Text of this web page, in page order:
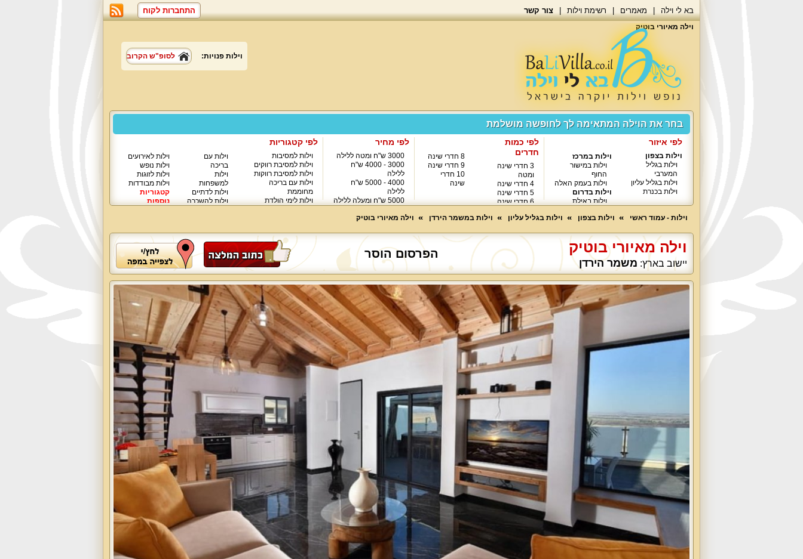
התחברות לקוח בא לי וילה מאמרים רשימת וילות צור קשר
וילה מאיורי בוטיק
וילות פנויות: לסופ"ש הקרוב
בחר את הוילה המתאימה לך לחופשה מושלמת
לפי איזור
וילות בצפון
וילות בגליל
המערבי
וילות בגליל עליון
וילות בכנרת
וילות במרכז
וילות במישור
החוף
וילות בעמק האלה
וילות בדרום
וילות באילת
לפי כמות
חדרים
3 חדרי שינה
ומטה
4 חדרי שינה
5 חדרי שינה
6 חדרי שינה
8 חדרי שינה
9 חדרי שינה
10 חדרי
שינה
לפי מחיר
3000 ש"ח ומטה ללילה
3000 - 4000 ש"ח
ללילה
4000 - 5000 ש"ח
ללילה
5000 ש"ח ומעלה ללילה
לפי קטגוריות
וילות למסיבות
וילות למסיבת רווקים
וילות למסיבת רווקות
וילות עם בריכה
מחוממת
וילות לימי הולדת
וילות עם
בריכה
וילות
למשפחות
וילות לדתיים
וילות להשכרה
וילות לאירועים
וילות נופש
וילות לזוגות
וילות מבודדות
קטגוריות
נוספות
וילות - עמוד ראשי
וילות בצפון וילות בגליל עליון וילות במשמר הירדן וילה מאיורי בוטיק
וילה מאיורי בוטיק
יישוב בארץ: משמר הירדן
הפרסום הוסר